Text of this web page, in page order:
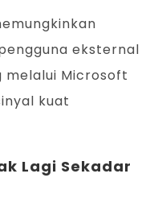
eksternal
melalui Microsoft
kuat
Lagi Sekadar